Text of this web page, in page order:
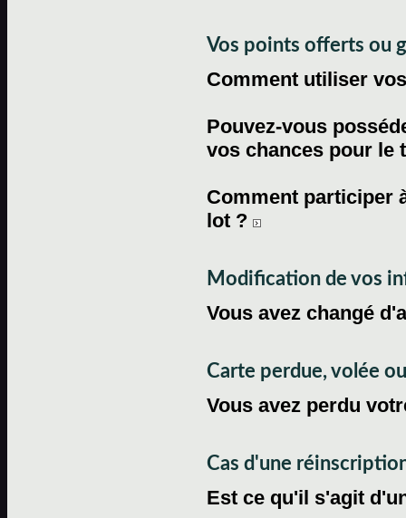
Vos points offerts ou
Comment utiliser
Pouvez-vous
vos chances pour le
Comment participer
lot ?
Modification de vos
Vous avez changé
Carte perdue, volée
Vous avez perdu
Cas d'une
Est ce qu'il s'agit